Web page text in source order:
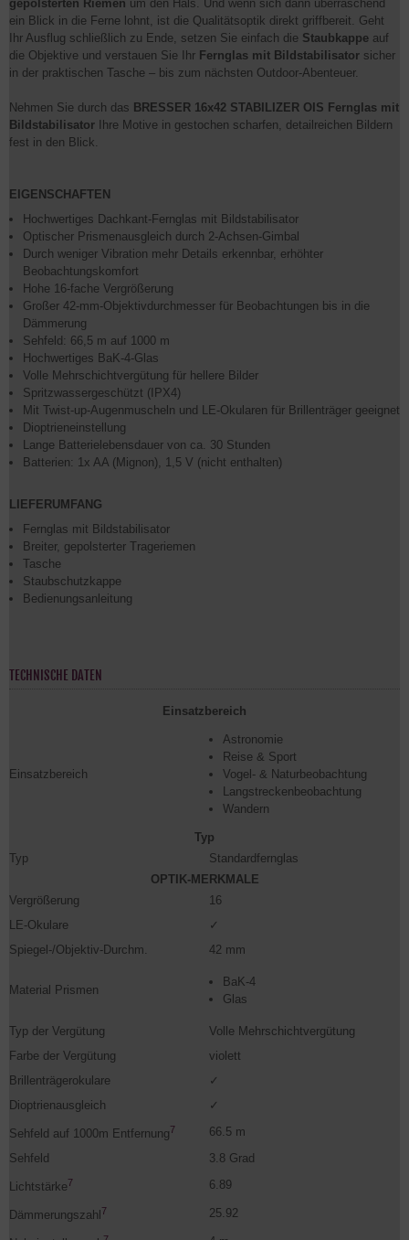
gepolsterten Riemen um den Hals. Und wenn sich dann überraschend
ein Blick in die Ferne lohnt, ist die Qualitätsoptik direkt griffbereit. Geht
Ihr Ausflug schließlich zu Ende, setzen Sie einfach die Staubkappe auf
die Objektive und verstauen Sie Ihr Fernglas mit Bildstabilisator sicher
in der praktischen Tasche – bis zum nächsten Outdoor-Abenteuer.
Nehmen Sie durch das BRESSER 16x42 STABILIZER OIS Fernglas mit
Bildstabilisator Ihre Motive in gestochen scharfen, detailreichen Bildern
fest in den Blick.
EIGENSCHAFTEN
Hochwertiges Dachkant-Fernglas mit Bildstabilisator
Optischer Prismenausgleich durch 2-Achsen-Gimbal
Durch weniger Vibration mehr Details erkennbar, erhöhter
Beobachtungskomfort
Hohe 16-fache Vergrößerung
Großer 42-mm-Objektivdurchmesser für Beobachtungen bis in die
Dämmerung
Sehfeld: 66,5 m auf 1000 m
Hochwertiges BaK-4-Glas
Volle Mehrschichtvergütung für hellere Bilder
Spritzwassergeschützt (IPX4)
Mit Twist-up-Augenmuscheln und LE-Okularen für Brillenträger geeignet
Dioptrieneinstellung
Lange Batterielebensdauer von ca. 30 Stunden
Batterien: 1x AA (Mignon), 1,5 V (nicht enthalten)
LIEFERUMFANG
Fernglas mit Bildstabilisator
Breiter, gepolsterter Trageriemen
Tasche
Staubschutzkappe
Bedienungsanleitung
TECHNISCHE DATEN
Einsatzbereich
Einsatzbereich
Astronomie
Reise & Sport
Vogel- & Naturbeobachtung
Langstreckenbeobachtung
Wandern
Typ
Typ
Standardfernglas
OPTIK-MERKMALE
Vergrößerung
16
LE-Okulare
✓
Spiegel-/Objektiv-Durchm.
42 mm
Material Prismen
BaK-4
Glas
Typ der Vergütung
Volle Mehrschichtvergütung
Farbe der Vergütung
violett
Brillenträgerokulare
✓
Dioptrienausgleich
✓
Sehfeld auf 1000m Entfernung7
66.5 m
Sehfeld
3.8 Grad
Lichtstärke7 6.89
Dämmerungszahl 7 25.92